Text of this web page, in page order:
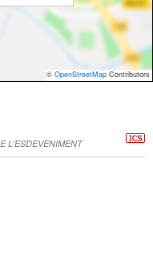
© OpenStreetMap Contributors
L'ESDEVENIMENT